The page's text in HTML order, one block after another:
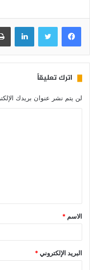
فيسبوك تويتر
اترك تعليقاً
لن يتم نشر عنوان بريدك
الاسم *
البريد الإلكتروني*